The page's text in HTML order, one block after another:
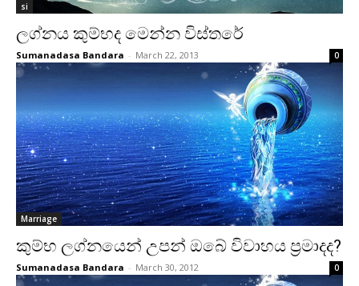
si
ලග්නය කුම්භද මෙන්න විස්‌තරේ
Sumanadasa Bandara - March 22, 2013 0
Marriage
කුම්භ ලග්නයෙන් උපන් ඔබේ විවාහය ප්‍රමාදද?
Sumanadasa Bandara - March 30, 2012 0